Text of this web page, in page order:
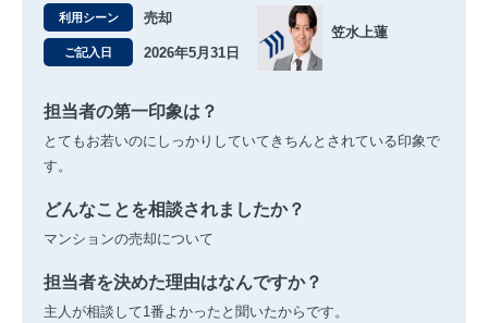
利用シーン 売却
ご記入日 2026年5月31日
笠水上蓮
担当者の第一印象は？
とてもお若いのにしっかりしていてきちんとされている印象で
す。
どんなことを相談されましたか？
マンションの売却について
担当者を決めた理由はなんですか？
主人が相談して1番よかったと聞いたからです。